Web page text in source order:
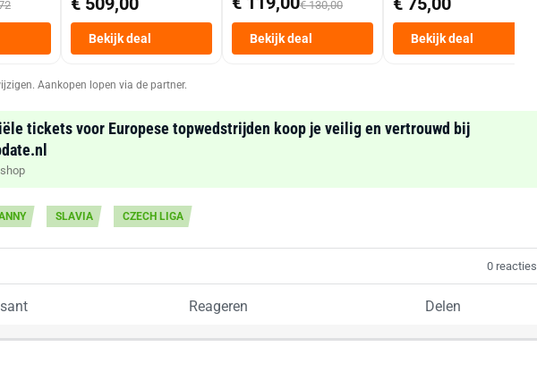
Bekijk deal
Personen
Heteluchtfriteuse
Zwart
€ 130,00
Bekijk deal Bekijk deal
Aankopen lopen via de partner.
tickets voor Europese topwedstrijden koop je veilig en vertrouwd bij
SLAVIA CZECH LIGA
0 reacties
Reageren Delen